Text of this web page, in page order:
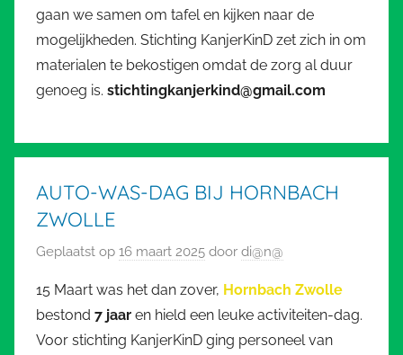
gaan we samen om tafel en kijken naar de
mogelijkheden. Stichting KanjerKinD zet zich in om
materialen te bekostigen omdat de zorg al duur
genoeg is. stichtingkanjerkind@gmail.com
AUTO-WAS-DAG BIJ HORNBACH
ZWOLLE
Geplaatst op 16 maart 2025 door di@n@
15 Maart was het dan zover, Hornbach Zwolle
bestond 7 jaar en hield een leuke activiteiten-dag.
Voor stichting KanjerKinD ging personeel van